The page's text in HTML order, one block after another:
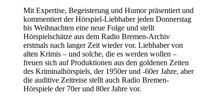
Mit Expertise, Begeisterung und Humor präsentiert und
kommentiert der Hörspiel-Liebhaber jeden Donnerstag
bis Weihnachten eine neue Folge und stellt
Hörspielschätze aus dem Radio Bremen-Archiv
erstmals nach langer Zeit wieder vor. Liebhaber von
alten Krimis – und solche, die es werden wollen –
freuen sich auf Produktionen aus den goldenen Zeiten
des Kriminalhörspiels, der 1950er und -60er Jahre, aber
die auditive Zeitreise stellt auch Radio Bremen-
Hörspiele der 70er und 80er Jahre vor.